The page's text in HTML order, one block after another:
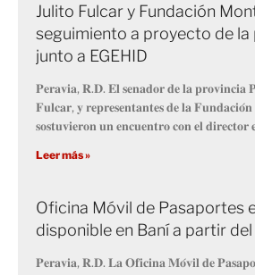
Julito Fulcar y Fundación
seguimiento a proyecto de la
junto a EGEHID
𝐏𝐞𝐫𝐚𝐯𝐢𝐚, 𝐑.𝐃. 𝐄𝐥 𝐬𝐞𝐧𝐚𝐝𝐨𝐫 𝐝𝐞 𝐥𝐚 𝐩𝐫𝐨𝐯𝐢𝐧𝐜𝐢𝐚
𝐅𝐮𝐥𝐜𝐚𝐫, 𝐲 𝐫𝐞𝐩𝐫𝐞𝐬𝐞𝐧𝐭𝐚𝐧𝐭𝐞𝐬 𝐝𝐞 𝐥𝐚
𝐬𝐨𝐬𝐭𝐮𝐯𝐢𝐞𝐫𝐨𝐧 𝐮𝐧 𝐞𝐧𝐜𝐮𝐞𝐧𝐭𝐫𝐨 𝐜𝐨𝐧 𝐞𝐥 𝐝𝐢𝐫𝐞𝐜𝐭𝐨𝐫
Leer más »
Oficina Móvil de Pasaportes
disponible en Baní a partir
𝐏𝐞𝐫𝐚𝐯𝐢𝐚, 𝐑.𝐃. 𝐋𝐚 𝐎𝐟𝐢𝐜𝐢𝐧𝐚 𝐌𝐨́𝐯𝐢𝐥 𝐝𝐞